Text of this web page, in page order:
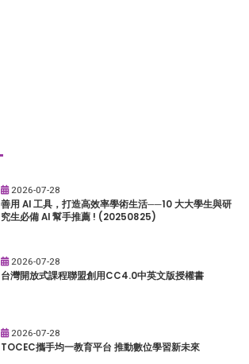
2026-07-28
善用 AI 工具，打造高效率學術生活──10 大大學生與研
究生必備 AI 幫手推薦 ! (20250825)
2026-07-28
台灣開放式課程聯盟創用CC4.0中英文版授權書
2026-07-28
TOCEC攜手均一教育平台 推動數位學習新未來